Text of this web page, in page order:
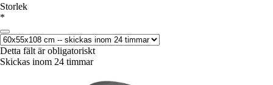
Storlek
*
Detta fält är obligatoriskt
Skickas inom 24 timmar